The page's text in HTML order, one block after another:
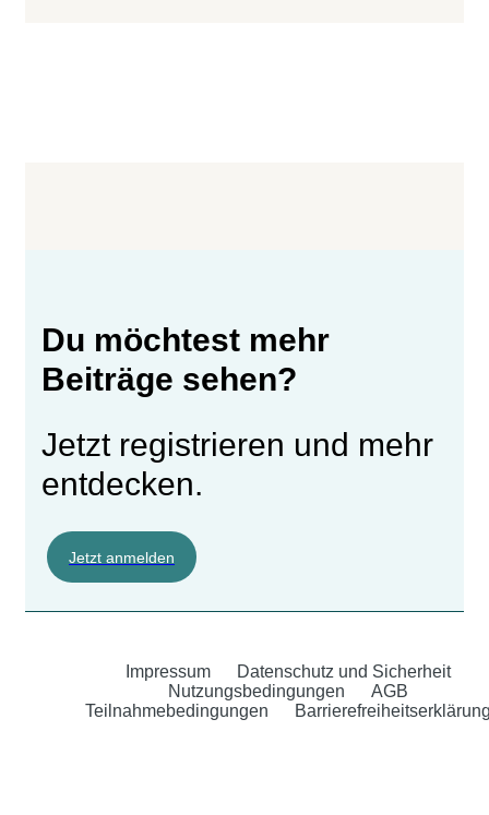
Du möchtest mehr
Beiträge sehen?
Jetzt registrieren und mehr
entdecken.
Jetzt anmelden
Impressum
Datenschutz und Sicherheit
Nutzungsbedingungen
AGB
Teilnahmebedingungen